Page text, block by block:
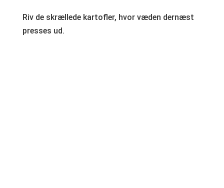
Riv de skrællede kartofler, hvor væden dernæst
presses ud.